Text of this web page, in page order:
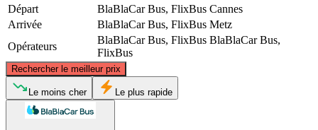
Départ
BlaBlaCar Bus, FlixBus Cannes
Arrivée
BlaBlaCar Bus, FlixBus Metz
Opérateurs
BlaBlaCar Bus, FlixBus BlaBlaCar Bus,
FlixBus
Rechercher le meilleur prix
Le moins cher Le plus rapide